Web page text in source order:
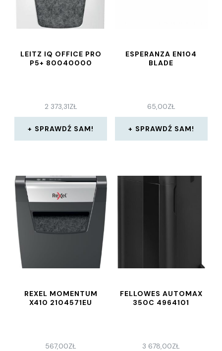
LEITZ IQ OFFICE PRO
P5+ 80040000
2 373,31ZŁ
SPRAWDŹ SAM!
ESPERANZA EN104
BLADE
65,00ZŁ
SPRAWDŹ SAM!
REXEL MOMENTUM
X410 2104571EU
567,00ZŁ
FELLOWES AUTOMAX
350C 4964101
3 678,00ZŁ